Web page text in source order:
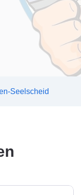
Seelscheid